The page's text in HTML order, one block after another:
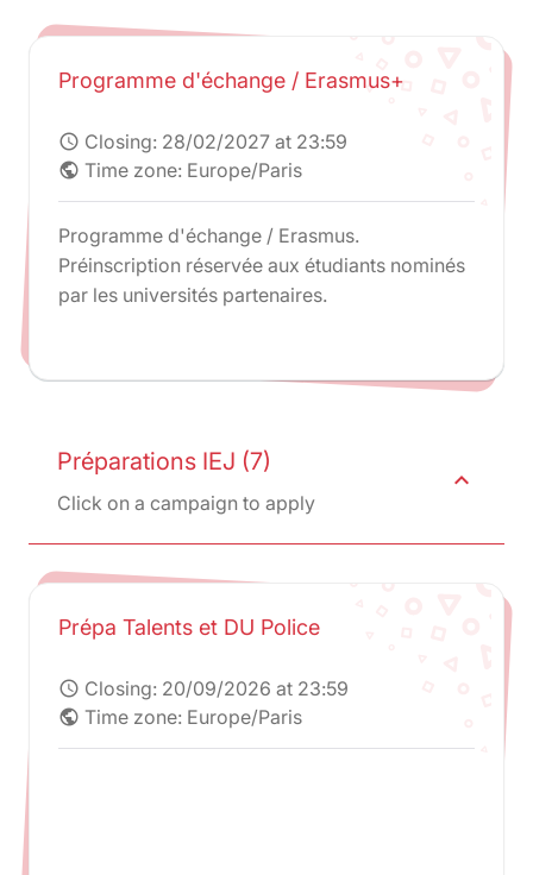
Programme d'échange / Erasmus+
schedule Closing: 28/02/2027 at 23:59
public Time zone: Europe/Paris
Programme d'échange / Erasmus.
Préinscription réservée aux étudiants nominés
par les universités partenaires.
Préparations IEJ (7)
Click on a campaign to apply
expand_less
Prépa Talents et DU Police
schedule Closing: 20/09/2026 at 23:59
public Time zone: Europe/Paris